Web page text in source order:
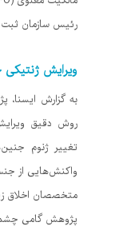
رئیس سازمان ثبت
ویرایش ژنتیکی
به گزارش ایسنا،
روش دقیق
تغییر ژنوم
واکنش‌هایی از
متخصصان اخلاق
پژوهش گامی